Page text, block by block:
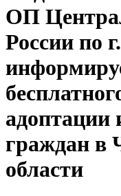
ОП
России по
адоптации
граждан в
области